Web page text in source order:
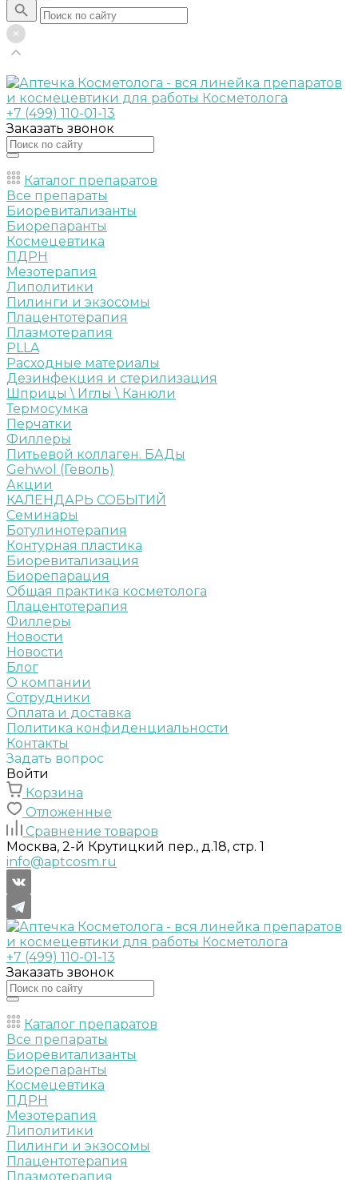
+7 (499) 110-01-13
Заказать звонок
Каталог препаратов
Все препараты
Биоревитализанты
Биорепаранты
Космецевтика
ПДРН
Мезотерапия
Липолитики
Пилинги и экзосомы
Плацентотерапия
Плазмотерапия
PLLA
Расходные материалы
Дезинфекция и стерилизация
Шприцы \ Иглы \ Канюли
Термосумка
Перчатки
Филлеры
Питьевой коллаген. БАДы
Gehwol (Геволь)
Акции
КАЛЕНДАРЬ СОБЫТИЙ
Семинары
Ботулинотерапия
Контурная пластика
Биоревитализация
Биорепарация
Общая практика косметолога
Плацентотерапия
Филлеры
Новости
Новости
Блог
О компании
Сотрудники
Оплата и доставка
Политика конфиденциальности
Контакты
Задать вопрос
Войти
Корзина
Отложенные
Сравнение товаров
Москва, 2-й Крутицкий пер., д.18, стр. 1
info@aptcosm.ru
+7 (499) 110-01-13
Заказать звонок
Каталог препаратов
Все препараты
Биоревитализанты
Биорепаранты
Космецевтика
ПДРН
Мезотерапия
Липолитики
Пилинги и экзосомы
Плацентотерапия
Плазмотерапия